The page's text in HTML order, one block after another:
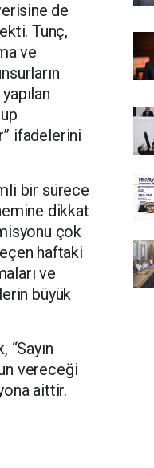
de
Tunç,
ve
ifadelerini
bir sürece
dikkat
çok
haftaki
ve
büyük
vereceği
aittir.